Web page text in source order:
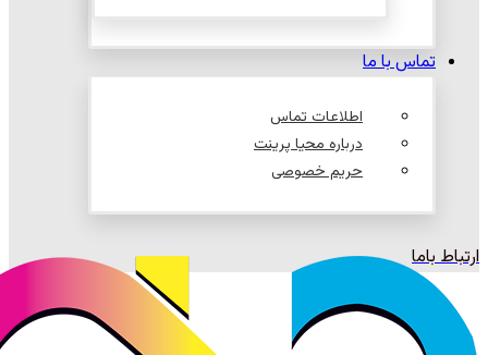
تماس با ما
اطلاعات تماس
درباره محیا پرینت
حریم خصوصی
ارتباط باما